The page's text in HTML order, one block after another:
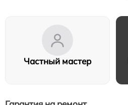
Частный мастер